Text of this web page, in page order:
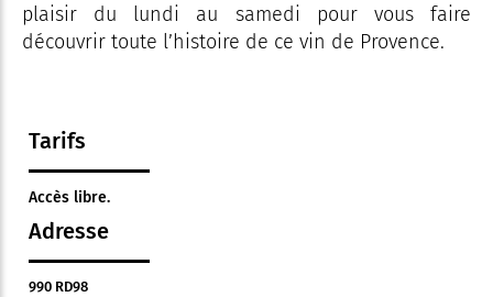
plaisir du lundi au samedi pour vous faire
découvrir toute l’histoire de ce vin de Provence.
Tarifs
Accès libre.
Adresse
990 RD98